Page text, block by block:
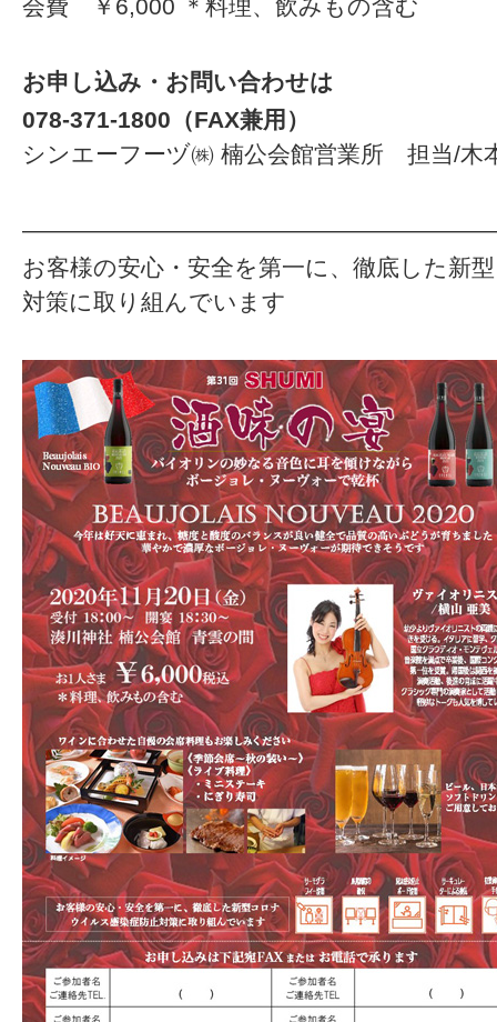
会費 ￥6,000 ＊料理、飲みもの含む
お申し込み・お問い合わせは
078-371-1800（FAX兼用）
シンエーフーヅ㈱ 楠公会館営業所 担当/木
お客様の安心・安全を第一に、徹底した新
対策に取り組んでいます